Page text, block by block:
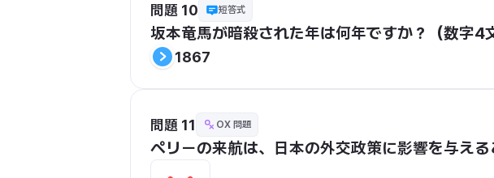
問題 10 短答式
坂本竜馬が暗殺された年は何年ですか？（数字4
1867
問題 11 OX 問題
ペリーの来航は、日本の外交政策に影響を与え